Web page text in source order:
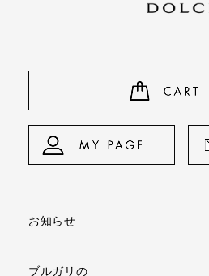
お知らせ
ブルガリの